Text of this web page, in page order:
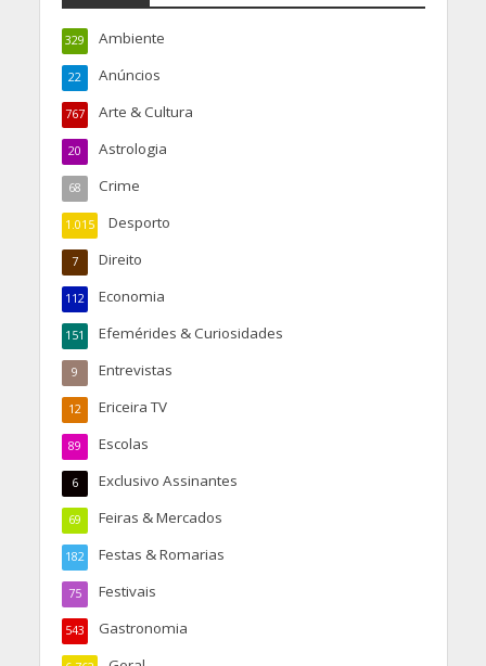
Ambiente
329
Anúncios
22
Arte & Cultura
767
Astrologia
20
Crime
68
Desporto
1.015
Direito
7
Economia
112
Efemérides & Curiosidades
151
Entrevistas
9
Ericeira TV
12
Escolas
89
Exclusivo Assinantes
6
Feiras & Mercados
69
Festas & Romarias
182
Festivais
75
Gastronomia
543